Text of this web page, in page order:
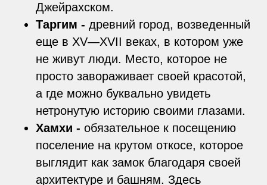
Джейрахском.
Таргим - древний город, возведенный
еще в XV—XVII веках, в котором уже
не живут люди. Место, которое не
просто завораживает своей красотой,
а где можно буквально увидеть
нетронутую историю своими глазами.
Хамхи - обязательное к посещению
поселение на крутом откосе, которое
выглядит как замок благодаря своей
архитектуре и башням. Здесь